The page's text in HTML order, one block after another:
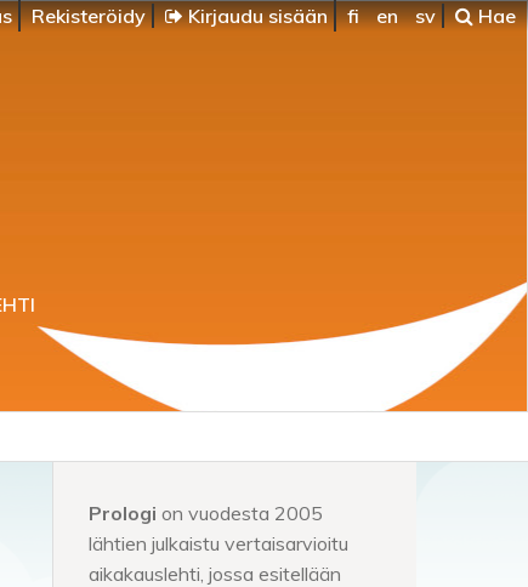
Rekisteröidy Kirjaudu sisään fi en sv Hae
Prologi on vuodesta 2005
lähtien julkaistu vertaisarvioitu
aikakauslehti, jossa esitellään